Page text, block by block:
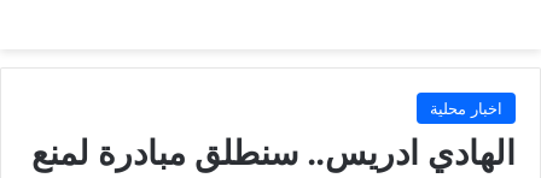
اخبار محلية
الهادي ادريس.. سنطلق مبادرة لمنع